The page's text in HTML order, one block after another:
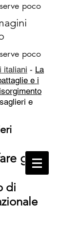
poco
poco
italiani - La
e i
e
gli
di